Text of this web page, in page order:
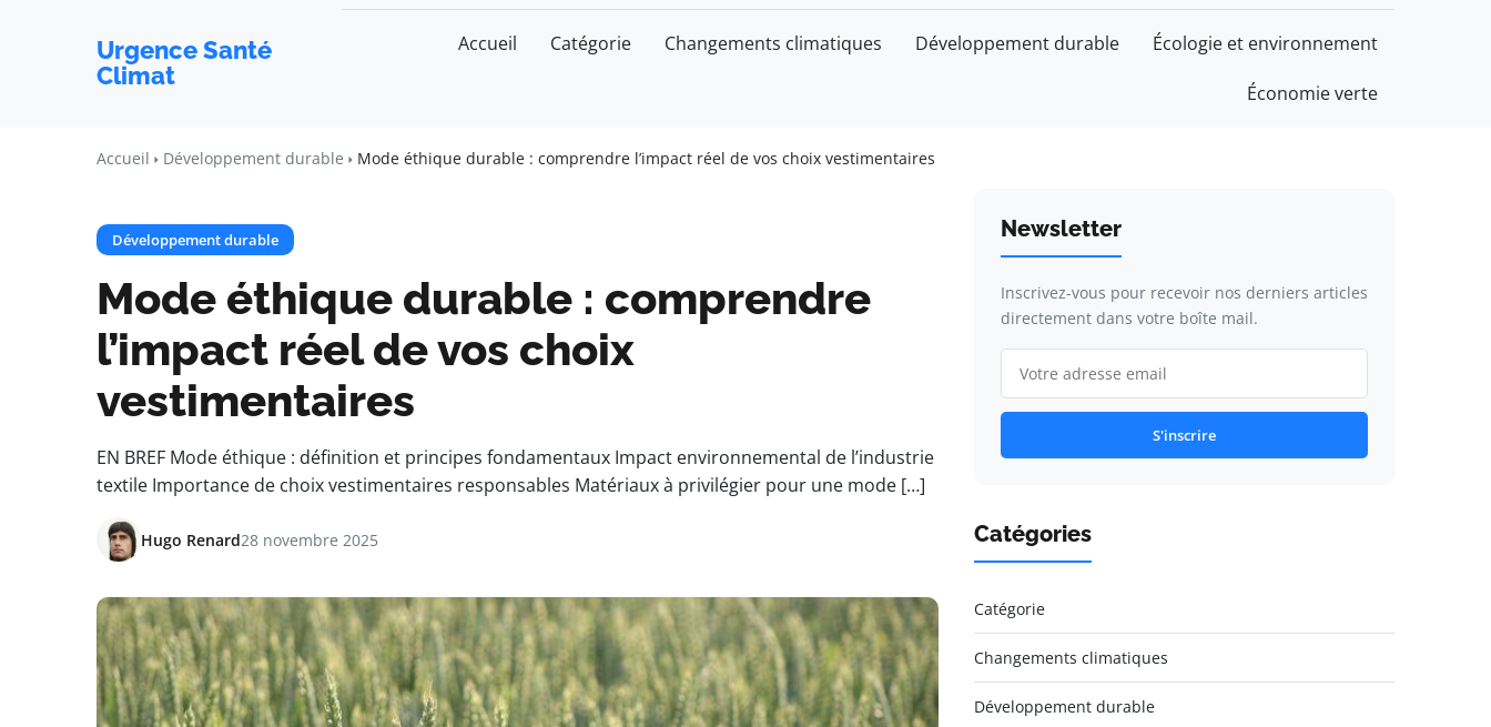
Urgence Santé
Climat
Accueil Catégorie Changements climatiques Développement durable Écologie et environnement
Économie verte
Accueil Développement durable Mode éthique durable : comprendre l’impact réel de vos choix vestimentaires
Développement durable
Mode éthique durable : comprendre
l’impact réel de vos choix
vestimentaires
EN BREF Mode éthique : définition et principes fondamentaux Impact environnemental de l’industrie
textile Importance de choix vestimentaires responsables Matériaux à privilégier pour une mode […]
Hugo Renard28 novembre 2025
Newsletter
Inscrivez-vous pour recevoir nos derniers articles
directement dans votre boîte mail.
S'inscrire
Catégories
Catégorie
Changements climatiques
Développement durable